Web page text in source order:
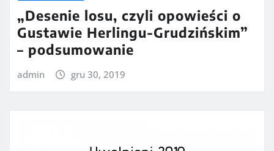
„Desenie losu, czyli opowieści o
Gustawie Herlingu-Grudzińskim”
– podsumowanie
admin gru 30, 2019